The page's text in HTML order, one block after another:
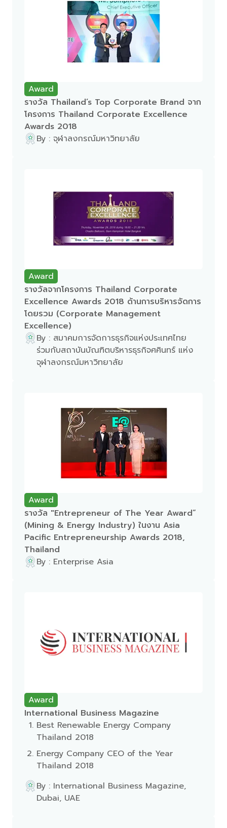
Award
รางวัล Thailand’s Top Corporate Brand จาก
โครงการ Thailand Corporate Excellence
Awards 2018
By : จุฬาลงกรณ์มหาวิทยาลัย
Award
รางวัลจากโครงการ Thailand Corporate
Excellence Awards 2018 ด้านการบริหารจัดการ
โดยรวม (Corporate Management
Excellence)
By : สมาคมการจัดการธุรกิจแห่งประเทศไทย
ร่วมกับสถาบันบัณฑิตบริหารธุรกิจศศินทร์ แห่ง
จุฬาลงกรณ์มหาวิทยาลัย
Award
รางวัล "Entrepreneur of The Year Award”
(Mining & Energy Industry) ในงาน Asia
Pacific Entrepreneurship Awards 2018,
Thailand
By : Enterprise Asia
Award
International Business Magazine
Best Renewable Energy Company
Thailand 2018
Energy Company CEO of the Year
Thailand 2018
By : International Business Magazine,
Dubai, UAE